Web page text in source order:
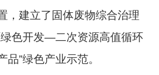
，建立了固体废物综合治理
色开发—二次资源高值循环
”绿色产业示范。